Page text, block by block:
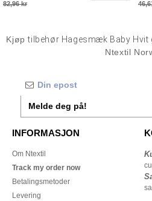
82,96 kr
Kjøptilbehør Hagesmæk Baby Hvit
Ntextil
Melde deg på!
INFORMASJON
Om Ntextil
Track my order now
Betalingsmetoder
Levering